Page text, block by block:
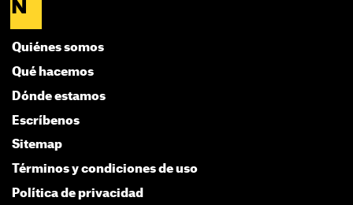
Quiénes somos
Qué hacemos
Dónde estamos
Escríbenos
Sitemap
Términos y condiciones de uso
Política de privacidad